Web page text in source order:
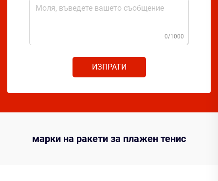
0/1000
ИЗПРАТИ
марки на ракети за плажен тенис